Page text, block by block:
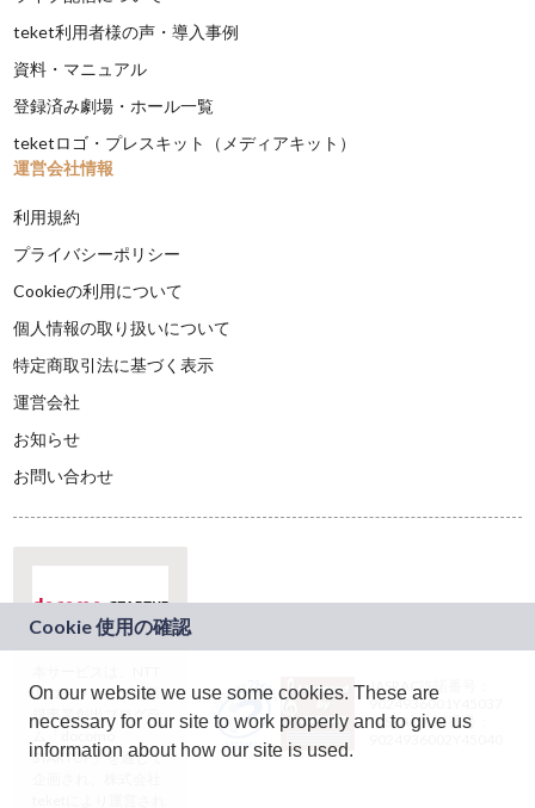
teket利用者様の声・導入事例
資料・マニュアル
登録済み劇場・ホール一覧
teketロゴ・プレスキット（メディアキット）
運営会社情報
利用規約
プライバシーポリシー
Cookieの利用について
個人情報の取り扱いについて
特定商取引法に基づく表示
運営会社
お知らせ
お問い合わせ
ドコモグループの新
規事業創出プログラ
ム「docomo
STARTUP」を通じて
JASRAC許諾番号：
9024936001Y45037
JASRAC許諾番号：
On our website we use some cookies. These are
necessary for our site to work properly and to give us
information about how our site is used.